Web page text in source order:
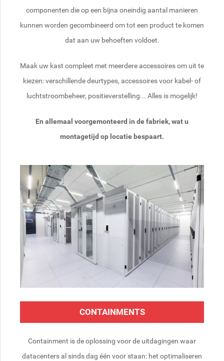
componenten die op een bijna oneindig aantal manieren
kunnen worden gecombineerd om tot een product te komen
dat aan uw behoeften voldoet.
Maak uw kast compleet met meerdere accessoires om uit te
kiezen: verschillende deurtypes, accessoires voor kabel- of
luchtstroombeheer, positieverstelling... Alles is mogelijk!
En allemaal voorgemonteerd in de fabriek, wat u
montagetijd op locatie bespaart.
CONTAINMENTS
Containment is de oplossing voor de uitdagingen waar
datacenters al sinds dag één voor staan: het optimaliseren